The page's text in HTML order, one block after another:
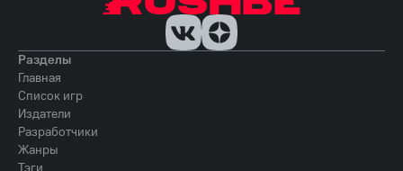
Разделы
Главная
Список игр
Издатели
Разработчики
Жанры